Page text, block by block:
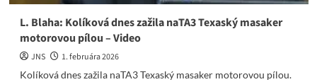
L. Blaha: Kolíková dnes zažila naTA3 Texaský masaker
motorovou pílou – Video
JNS
1. februára 2026
Kolíková dnes zažila naTA3 Texaský masaker motorovou pílou.